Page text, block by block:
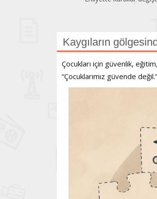
Kaygıların
Çocukları için güvenlik,
“Çocuklarımız güvende